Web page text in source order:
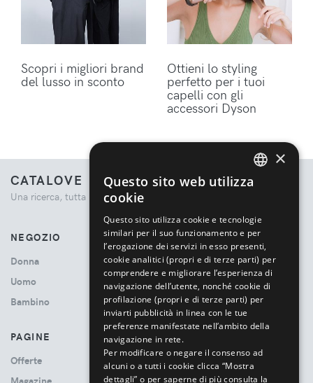
Scopri i migliori brand
del lusso in sconto
Ottieni lo styling
perfetto per i tuoi
capelli con gli
accessori Dyson
CATALOVE
Una ricerca, tutta la moda.
NEGOZIO
Donna
Uomo
Bambino
PAGINE
Offerte
×
Questo sito web utilizza
cookie
Questo sito utilizza cookie e tecnologie
similari per il suo funzionamento e per
l’erogazione dei servizi in esso presenti,
cookie analitici (propri e di terze parti) per
comprendere e migliorare l’esperienza di
navigazione dell’utente, nonché cookie di
profilazione (propri e di terze parti) per
inviarti pubblicità in linea con le tue
preferenze manifestate nell’ambito della
navigazione in rete.
Per modificare o negare il consenso ad
alcuni o a tutti i cookie clicca “Mostra
dettagli” o per saperne di più consulta la